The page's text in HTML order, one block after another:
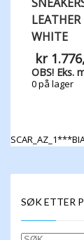
LEATHER
WHITE
kr
OBS! Eks.
0 på lager
varianter.
Alternativene
kan
SØK ETTER